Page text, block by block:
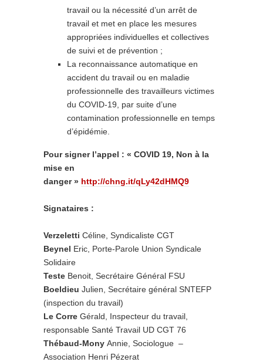
travail ou la nécessité d’un arrêt de
travail et met en place les mesures
appropriées individuelles et collectives
de suivi et de prévention ;
La reconnaissance automatique en
accident du travail ou en maladie
professionnelle des travailleurs victimes
du COVID-19, par suite d’une
contamination professionnelle en temps
d’épidémie.
Pour signer l’appel : « COVID 19, Non à la
mise en
danger » http://chng.it/qLy42dHMQ9
Signataires :
Verzeletti Céline, Syndicaliste CGT
Beynel Eric, Porte-Parole Union Syndicale
Solidaire
Teste Benoit, Secrétaire Général FSU
Boeldieu Julien, Secrétaire général SNTEFP
(inspection du travail)
Le Corre Gérald, Inspecteur du travail,
responsable Santé Travail UD CGT 76
Thébaud-Mony Annie, Sociologue –
Association Henri Pézerat